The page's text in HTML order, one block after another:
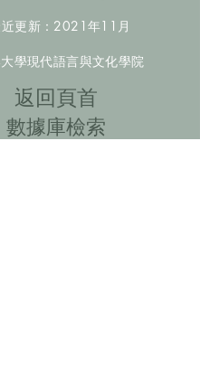
更新：2021年11月
學現代語言與文化學院
​返回頁首
數據庫檢索